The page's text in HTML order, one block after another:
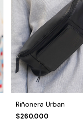
Riñonera Urban
$260.000